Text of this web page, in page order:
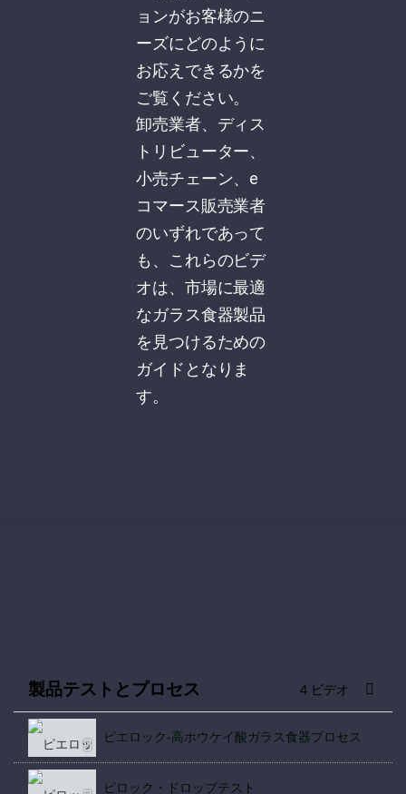
ョンがお客様のニ
ーズにどのように
お応えできるかを
ご覧ください。
卸売業者、ディス
トリビューター、
小売チェーン、e
コマース販売業者
のいずれであって
も、これらのビデ
オは、市場に最適
なガラス食器製品
を見つけるための
ガイドとなりま
す。
製品テストとプロセス 4 ビデオ
ピエロック-高ホウケイ酸ガラス食器プロセス
ピロック・ドロップテスト